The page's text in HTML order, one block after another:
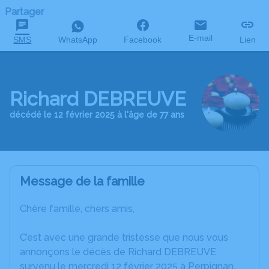
Partager
SMS WhatsApp Facebook E-mail Lien
Richard DEBREUVE
décédé le 12 février 2025 à l'âge de 77 ans
Message de la famille
Chère famille, chers amis,
C’est avec une grande tristesse que nous vous
annonçons le décès de Richard DEBREUVE
survenu le mercredi 12 février 2025 à Perpignan.